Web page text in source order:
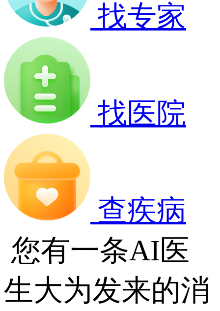
找专家
找医院
查疾病
您有一条AI医
生大为发来的消